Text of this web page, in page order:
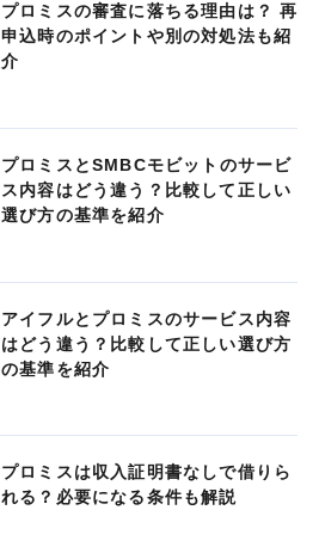
プロミスの審査に落ちる理由は？ 再
申込時のポイントや別の対処法も紹
介
プロミスとSMBCモビットのサービ
ス内容はどう違う？比較して正しい
選び方の基準を紹介
アイフルとプロミスのサービス内容
はどう違う？比較して正しい選び方
の基準を紹介
プロミスは収入証明書なしで借りら
れる？必要になる条件も解説